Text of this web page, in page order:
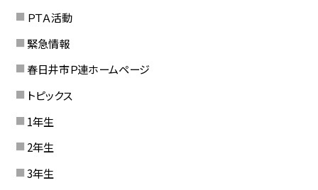
ＰＴＡ活動
緊急情報
春日井市Ｐ連ホームページ
トピックス
1年生
2年生
3年生